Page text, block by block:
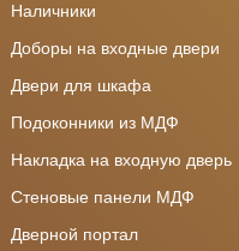
Наличники
Доборы на входные двери
Двери для шкафа
Подоконники из МДФ
Накладка на входную дверь
Стеновые панели МДФ
Дверной портал